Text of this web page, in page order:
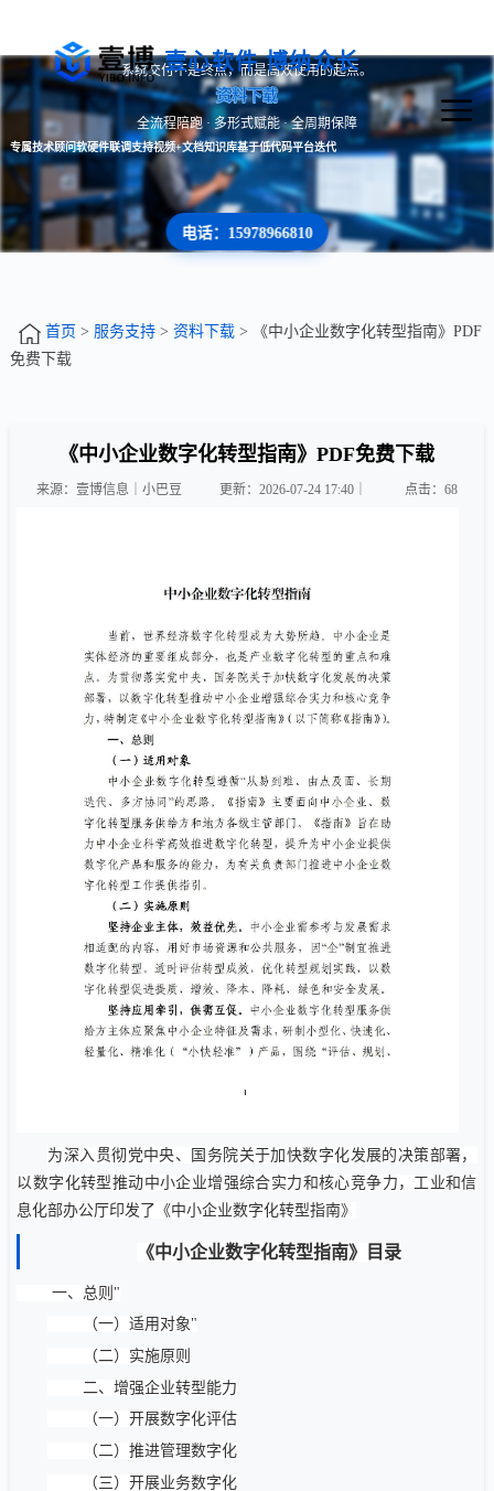
壹心软件 博纳众长
系统交付不是终点，而是高效使用的起点。
资料下载
全流程陪跑 · 多形式赋能 · 全周期保障
专属技术顾问软硬件联调支持视频+文档知识库基于低代码平台迭代
电话：15978966810
首页 > 服务支持> 资料下载> 《中小企业数字化转型指南》PDF
免费下载
《中小企业数字化转型指南》PDF免费下载
来源：壹博信息｜小巴豆 更新：2026-07-24 17:40｜ 点击：68
为深入贯彻党中央、国务院关于加快数字化发展的决策部署，
以数字化转型推动中小企业增强综合实力和核心竞争力，工业和信
息化部办公厅印发了《中小企业数字化转型指南》
《中小企业数字化转型指南》目录
一、 总则 "
（一）适用对象"
（二）实施原则
二、增强企业转型能力
（一）开展数字化评估
（二）推进管理数字化
（三）开展业务数字化